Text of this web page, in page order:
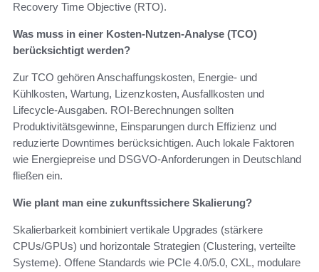
Recovery Time Objective (RTO).
Was muss in einer Kosten-Nutzen-Analyse (TCO)
berücksichtigt werden?
Zur TCO gehören Anschaffungskosten, Energie- und
Kühlkosten, Wartung, Lizenzkosten, Ausfallkosten und
Lifecycle-Ausgaben. ROI-Berechnungen sollten
Produktivitätsgewinne, Einsparungen durch Effizienz und
reduzierte Downtimes berücksichtigen. Auch lokale Faktoren
wie Energiepreise und DSGVO-Anforderungen in Deutschland
fließen ein.
Wie plant man eine zukunftssichere Skalierung?
Skalierbarkeit kombiniert vertikale Upgrades (stärkere
CPUs/GPUs) und horizontale Strategien (Clustering, verteilte
Systeme). Offene Standards wie PCIe 4.0/5.0, CXL, modulare